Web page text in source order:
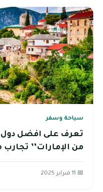
سياحة وسفر
تعرف على افضل دول
من الإمارات’’ تجارب
📅 11 فبراير 2025